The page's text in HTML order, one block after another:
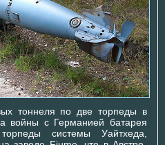
тоннеля по две торпеды в
войны с Германией батарея
системы Уайтхеда,